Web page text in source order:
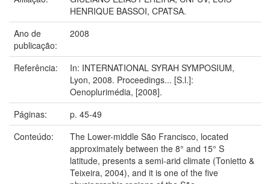
HENRIQUE BASSOI, CPATSA.
Ano de
publicação:
2008
Referência:
In: INTERNATIONAL SYRAH SYMPOSIUM,
Lyon, 2008. Proceedings... [S.l.]:
Oenoplurimédia, [2008].
Páginas:
p. 45-49
Conteúdo:
The Lower-middle São Francisco, located
approximately between the 8° and 15° S
latitude, presents a semi-arid climate (Tonietto &
Teixeira, 2004), and it is one of the five